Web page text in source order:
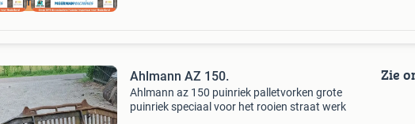
Ahlmann AZ 150.
Ahlmann az 150 puinriek palletvorken grote
puinriek speciaal voor het rooien straat werk
Zie